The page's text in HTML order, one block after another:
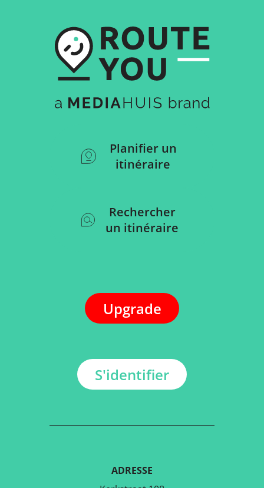
Planifier un
itinéraire
Rechercher
un itinéraire
Upgrade
S'identifier
ADRESSE
Kerkstraat 108